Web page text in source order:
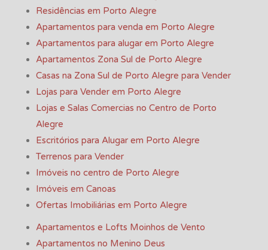
Residências em Porto Alegre
Apartamentos para venda em Porto Alegre
Apartamentos para alugar em Porto Alegre
Apartamentos Zona Sul de Porto Alegre
Casas na Zona Sul de Porto Alegre para Vender
Lojas para Vender em Porto Alegre
Lojas e Salas Comercias no Centro de Porto
Alegre
Escritórios para Alugar em Porto Alegre
Terrenos para Vender
Imóveis no centro de Porto Alegre
Imóveis em Canoas
Ofertas Imobiliárias em Porto Alegre
Apartamentos e Lofts Moinhos de Vento
Apartamentos no Menino Deus